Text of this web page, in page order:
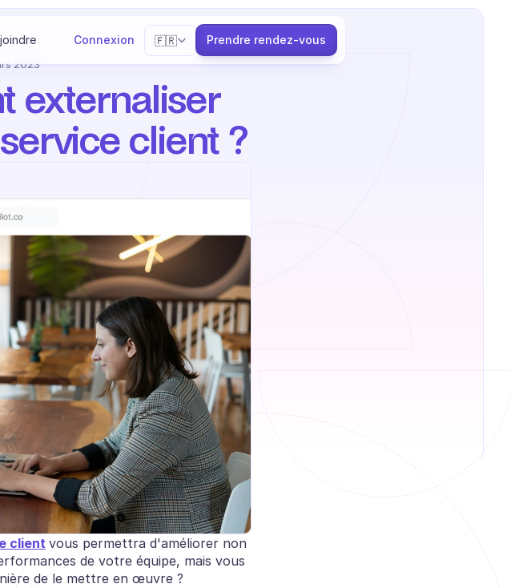
Connexion
Select Language
🇫🇷
Prendre rendez-vous
2023
externaliser
client ?
clientvous permettra d'améliorer non
de votre équipe, mais vous
de le mettre en œuvre ?